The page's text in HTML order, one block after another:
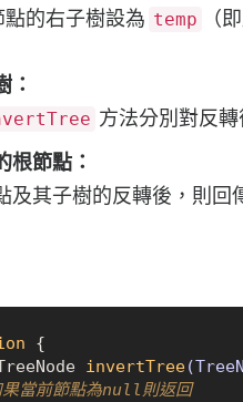
的右子樹設為 temp （
：
方法分別對反
根節點：
及其子樹的反轉後，則回
{
invertTree
當前節點為null則返回